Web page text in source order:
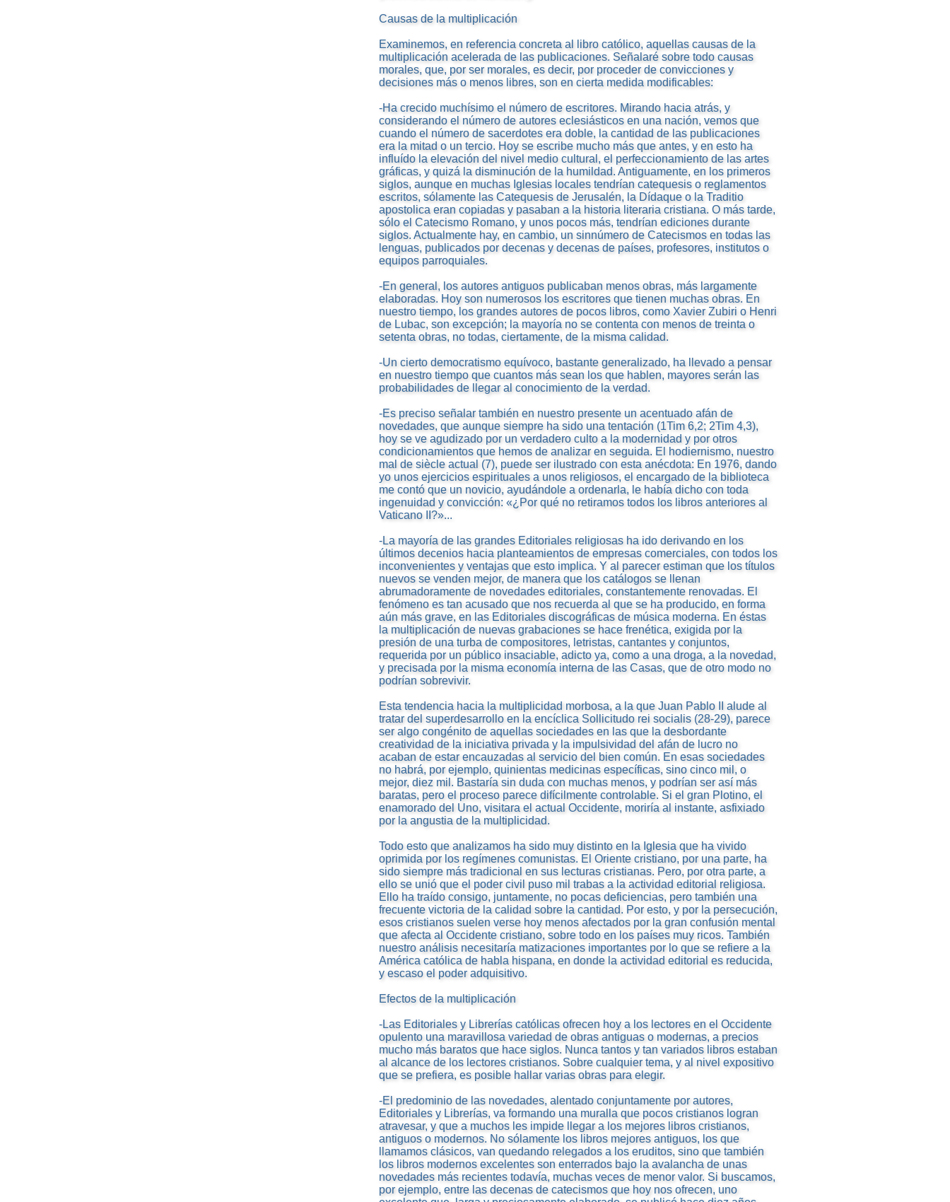
Causas de la multiplicación
Examinemos, en referencia concreta al libro católico, aquellas causas de la
multiplicación acelerada de las publicaciones. Señalaré sobre todo causas
morales, que, por ser morales, es decir, por proceder de convicciones y
decisiones más o menos libres, son en cierta medida modificables:
-Ha crecido muchísimo el número de escritores. Mirando hacia atrás, y
considerando el número de autores eclesiásticos en una nación, vemos que
cuando el número de sacerdotes era doble, la cantidad de las publicaciones
era la mitad o un tercio. Hoy se escribe mucho más que antes, y en esto ha
influído la elevación del nivel medio cultural, el perfeccionamiento de las artes
gráficas, y quizá la disminución de la humildad. Antiguamente, en los primeros
siglos, aunque en muchas Iglesias locales tendrían catequesis o reglamentos
escritos, sólamente las Catequesis de Jerusalén, la Dídaque o la Traditio
apostolica eran copiadas y pasaban a la historia literaria cristiana. O más tarde,
sólo el Catecismo Romano, y unos pocos más, tendrían ediciones durante
siglos. Actualmente hay, en cambio, un sinnúmero de Catecismos en todas las
lenguas, publicados por decenas y decenas de países, profesores, institutos o
equipos parroquiales.
-En general, los autores antiguos publicaban menos obras, más largamente
elaboradas. Hoy son numerosos los escritores que tienen muchas obras. En
nuestro tiempo, los grandes autores de pocos libros, como Xavier Zubiri o Henri
de Lubac, son excepción; la mayoría no se contenta con menos de treinta o
setenta obras, no todas, ciertamente, de la misma calidad.
-Un cierto democratismo equívoco, bastante generalizado, ha llevado a pensar
en nuestro tiempo que cuantos más sean los que hablen, mayores serán las
probabilidades de llegar al conocimiento de la verdad.
-Es preciso señalar también en nuestro presente un acentuado afán de
novedades, que aunque siempre ha sido una tentación (1Tim 6,2; 2Tim 4,3),
hoy se ve agudizado por un verdadero culto a la modernidad y por otros
condicionamientos que hemos de analizar en seguida. El hodiernismo, nuestro
mal de siècle actual (7), puede ser ilustrado con esta anécdota: En 1976, dando
yo unos ejercicios espirituales a unos religiosos, el encargado de la biblioteca
me contó que un novicio, ayudándole a ordenarla, le había dicho con toda
ingenuidad y convicción: «¿Por qué no retiramos todos los libros anteriores al
Vaticano II?»...
-La mayoría de las grandes Editoriales religiosas ha ido derivando en los
últimos decenios hacia planteamientos de empresas comerciales, con todos los
inconvenientes y ventajas que esto implica. Y al parecer estiman que los títulos
nuevos se venden mejor, de manera que los catálogos se llenan
abrumadoramente de novedades editoriales, constantemente renovadas. El
fenómeno es tan acusado que nos recuerda al que se ha producido, en forma
aún más grave, en las Editoriales discográficas de música moderna. En éstas
la multiplicación de nuevas grabaciones se hace frenética, exigida por la
presión de una turba de compositores, letristas, cantantes y conjuntos,
requerida por un público insaciable, adicto ya, como a una droga, a la novedad,
y precisada por la misma economía interna de las Casas, que de otro modo no
podrían sobrevivir.
Esta tendencia hacia la multiplicidad morbosa, a la que Juan Pablo II alude al
tratar del superdesarrollo en la encíclica Sollicitudo rei socialis (28-29), parece
ser algo congénito de aquellas sociedades en las que la desbordante
creatividad de la iniciativa privada y la impulsividad del afán de lucro no
acaban de estar encauzadas al servicio del bien común. En esas sociedades
no habrá, por ejemplo, quinientas medicinas específicas, sino cinco mil, o
mejor, diez mil. Bastaría sin duda con muchas menos, y podrían ser así más
baratas, pero el proceso parece difícilmente controlable. Si el gran Plotino, el
enamorado del Uno, visitara el actual Occidente, moriría al instante, asfixiado
por la angustia de la multiplicidad.
Todo esto que analizamos ha sido muy distinto en la Iglesia que ha vivido
oprimida por los regímenes comunistas. El Oriente cristiano, por una parte, ha
sido siempre más tradicional en sus lecturas cristianas. Pero, por otra parte, a
ello se unió que el poder civil puso mil trabas a la actividad editorial religiosa.
Ello ha traído consigo, juntamente, no pocas deficiencias, pero también una
frecuente victoria de la calidad sobre la cantidad. Por esto, y por la persecución,
esos cristianos suelen verse hoy menos afectados por la gran confusión mental
que afecta al Occidente cristiano, sobre todo en los países muy ricos. También
nuestro análisis necesitaría matizaciones importantes por lo que se refiere a la
América católica de habla hispana, en donde la actividad editorial es reducida,
y escaso el poder adquisitivo.
Efectos de la multiplicación
-Las Editoriales y Librerías católicas ofrecen hoy a los lectores en el Occidente
opulento una maravillosa variedad de obras antiguas o modernas, a precios
mucho más baratos que hace siglos. Nunca tantos y tan variados libros estaban
al alcance de los lectores cristianos. Sobre cualquier tema, y al nivel expositivo
que se prefiera, es posible hallar varias obras para elegir.
-El predominio de las novedades, alentado conjuntamente por autores,
Editoriales y Librerías, va formando una muralla que pocos cristianos logran
atravesar, y que a muchos les impide llegar a los mejores libros cristianos,
antiguos o modernos. No sólamente los libros mejores antiguos, los que
llamamos clásicos, van quedando relegados a los eruditos, sino que también
los libros modernos excelentes son enterrados bajo la avalancha de unas
novedades más recientes todavía, muchas veces de menor valor. Si buscamos,
por ejemplo, entre las decenas de catecismos que hoy nos ofrecen, uno